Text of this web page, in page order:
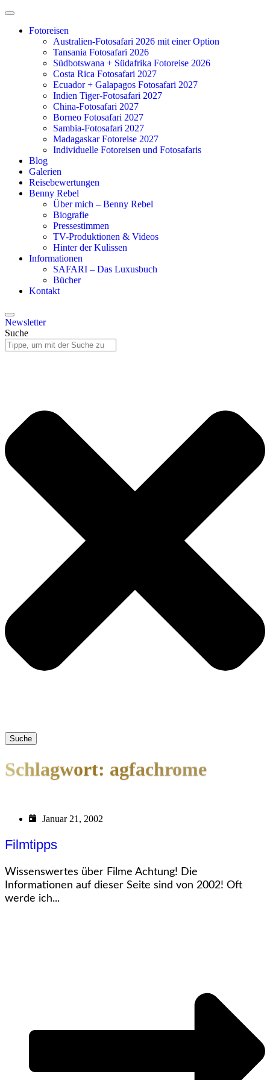
Zum
springenFotoreisen
Australien-Fotosafari 2026 mit einer Option
Tansania Fotosafari 2026
Südbotswana + Südafrika Fotoreise 2026
Costa Rica Fotosafari 2027
Ecuador + Galapagos Fotosafari 2027
Indien Tiger-Fotosafari 2027
China-Fotosafari 2027
Borneo Fotosafari 2027
Sambia-Fotosafari 2027
Madagaskar Fotoreise 2027
Individuelle Fotoreisen und Fotosafaris
Blog
Galerien
Reisebewertungen
Benny Rebel
Über mich – Benny Rebel
Biografie
Pressestimmen
TV-Produktionen & Videos
Hinter der Kulissen
Informationen
SAFARI – Das Luxusbuch
Bücher
Kontakt
Newsletter
Suche
Suche
Schlagwort: agfachrome
Januar 21, 2002
Filmtipps
Wissenswertes über Filme Achtung! Die
Informationen auf dieser Seite sind von 2002! Oft
werde ich...